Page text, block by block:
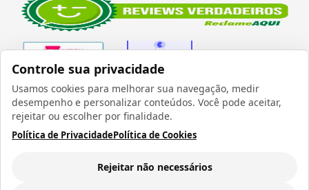
Controle sua privacidade
Usamos cookies para melhorar sua navegação, medir
desempenho e personalizar conteúdos. Você pode aceitar,
rejeitar ou escolher por finalidade.
Política de PrivacidadePolítica de Cookies
Rejeitar não necessários
Verificada por